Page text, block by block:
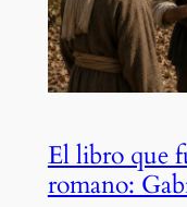
El libro que
romano: